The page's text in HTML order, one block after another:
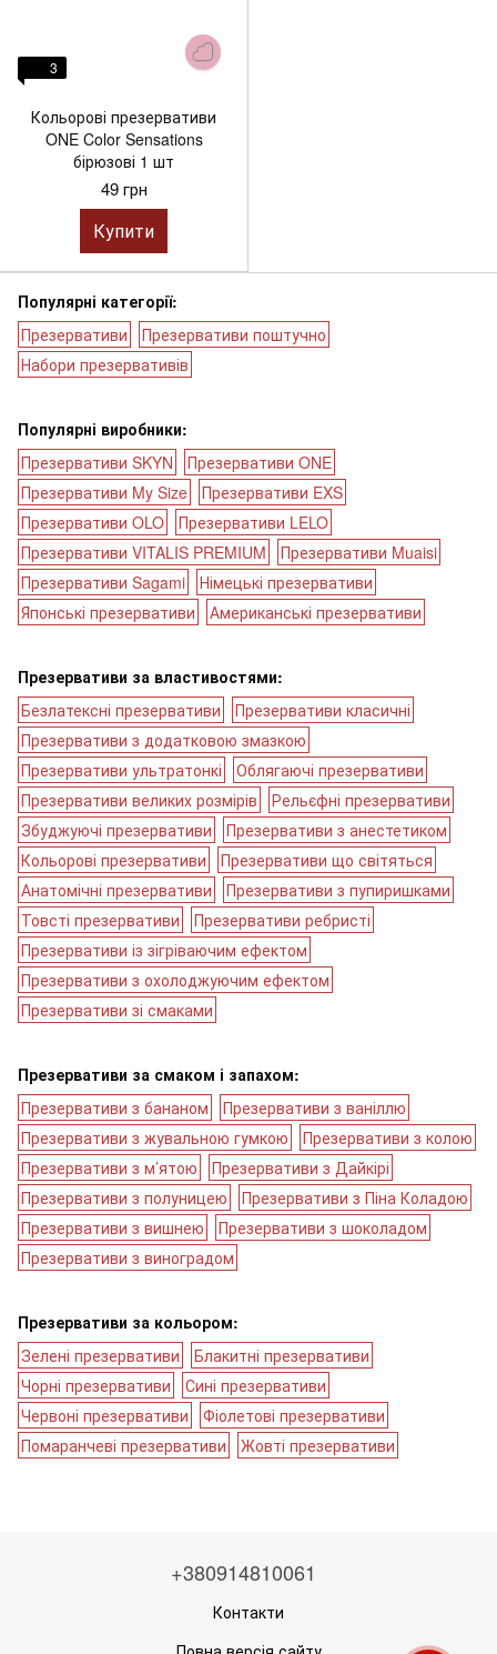
3
Кольорові презервативи
ONE Color Sensations
бірюзові 1 шт
49 грн
Купити
Популярні категорії:
Презервативи
Презервативи поштучно
Набори презервативів
Популярні виробники:
Презервативи SKYN
Презервативи ONE
Презервативи My Size
Презервативи EXS
Презервативи OLO
Презервативи LELO
Презервативи VITALIS PREMIUM
Презервативи Muaisi
Презервативи Sagami
Німецькі презервативи
Японські презервативи
Американські презервативи
Презервативи за властивостями:
Безлатексні презервативи
Презервативи класичні
Презервативи з додатковою змазкою
Презервативи ультратонкі
Облягаючі презервативи
Презервативи великих розмірів
Рельєфні презервативи
Збуджуючі презервативи
Презервативи з анестетиком
Кольорові презервативи
Презервативи що світяться
Анатомічні презервативи
Презервативи з пупиришками
Товсті презервативи
Презервативи ребристі
Презервативи із зігріваючим ефектом
Презервативи з охолоджуючим ефектом
Презервативи зі смаками
Презервативи за смаком і запахом:
Презервативи з бананом
Презервативи з ваніллю
Презервативи з жувальною гумкою
Презервативи з колою
Презервативи з м’ятою
Презервативи з Дайкірі
Презервативи з полуницею
Презервативи з Піна Коладою
Презервативи з вишнею
Презервативи з шоколадом
Презервативи з виноградом
Презервативи за кольором:
Зелені презервативи
Блакитні презервативи
Чорні презервативи
Сині презервативи
Червоні презервативи
Фіолетові презервативи
Помаранчеві презервативи
Жовті презервативи
+380914810061
Контакти